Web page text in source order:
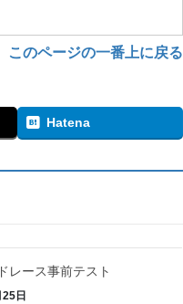
このページの一番上に戻る
Hatena
レース事前テスト
日